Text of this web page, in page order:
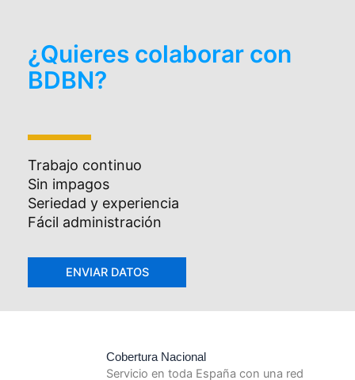
¿Quieres colaborar con
BDBN?
Trabajo continuo
Sin impagos
Seriedad y experiencia
Fácil administración
Cobertura Nacional
Servicio en toda España con una red